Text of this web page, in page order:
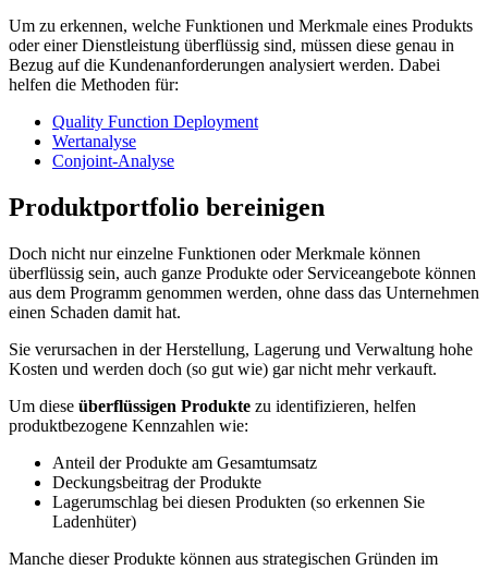
Um zu erkennen, welche Funktionen und Merkmale eines Produkts
oder einer Dienstleistung überflüssig sind, müssen diese genau in
Bezug auf die Kundenanforderungen analysiert werden. Dabei
helfen die Methoden für:
Quality Function Deployment
Wertanalyse
Conjoint-Analyse
Produktportfolio bereinigen
Doch nicht nur einzelne Funktionen oder Merkmale können
überflüssig sein, auch ganze Produkte oder Serviceangebote können
aus dem Programm genommen werden, ohne dass das Unternehmen
einen Schaden damit hat.
Sie verursachen in der Herstellung, Lagerung und Verwaltung hohe
Kosten und werden doch (so gut wie) gar nicht mehr verkauft.
Um diese überflüssigen Produkte zu identifizieren, helfen
produktbezogene Kennzahlen wie:
Anteil der Produkte am Gesamtumsatz
Deckungsbeitrag der Produkte
Lagerumschlag bei diesen Produkten (so erkennen Sie
Ladenhüter)
Manche dieser Produkte können aus strategischen Gründen im